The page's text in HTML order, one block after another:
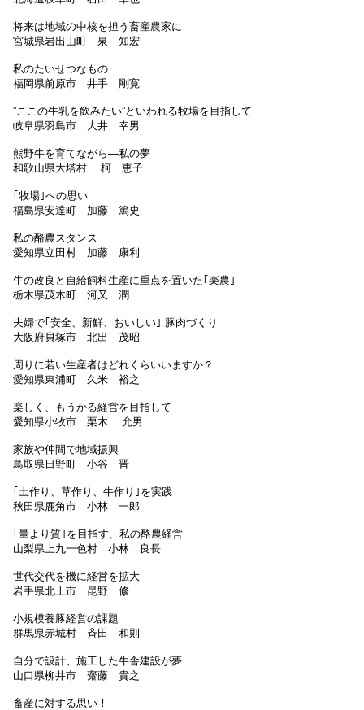
将来は地域の中核を担う畜産農家に
宮城県岩出山町 泉 知宏
私のたいせつなもの
福岡県前原市 井手 剛寛
”ここの牛乳を飲みたい”といわれる牧場を目指して
岐阜県羽島市 大井 幸男
熊野牛を育てながら―私の夢
和歌山県大塔村 柯 恵子
｢牧場｣への思い
福島県安達町 加藤 篤史
私の酪農スタンス
愛知県立田村 加藤 康利
牛の改良と自給飼料生産に重点を置いた｢楽農｣
栃木県茂木町 河又 潤
夫婦で｢安全、新鮮、おいしい｣ 豚肉づくり
大阪府貝塚市 北出 茂昭
周りに若い生産者はどれくらいいますか？
愛知県東浦町 久米 裕之
楽しく、もうかる経営を目指して
愛知県小牧市 栗木 允男
家族や仲間で地域振興
鳥取県日野町 小谷 晋
｢土作り、草作り、牛作り｣を実践
秋田県鹿角市 小林 一郎
｢量より質｣を目指す、私の酪農経営
山梨県上九一色村 小林 良長
世代交代を機に経営を拡大
岩手県北上市 昆野 修
小規模養豚経営の課題
群馬県赤城村 斉田 和則
自分で設計、施工した牛舎建設が夢
山口県柳井市 齋藤 貴之
畜産に対する思い！